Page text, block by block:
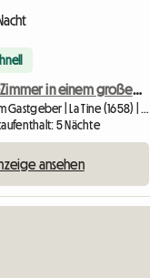
WG-Zimmer in einem großen Chalet - 1pR
Unterkunft beim Gastgeber | La Tine (1658) | 14 M2
5 Nächte
ansehen